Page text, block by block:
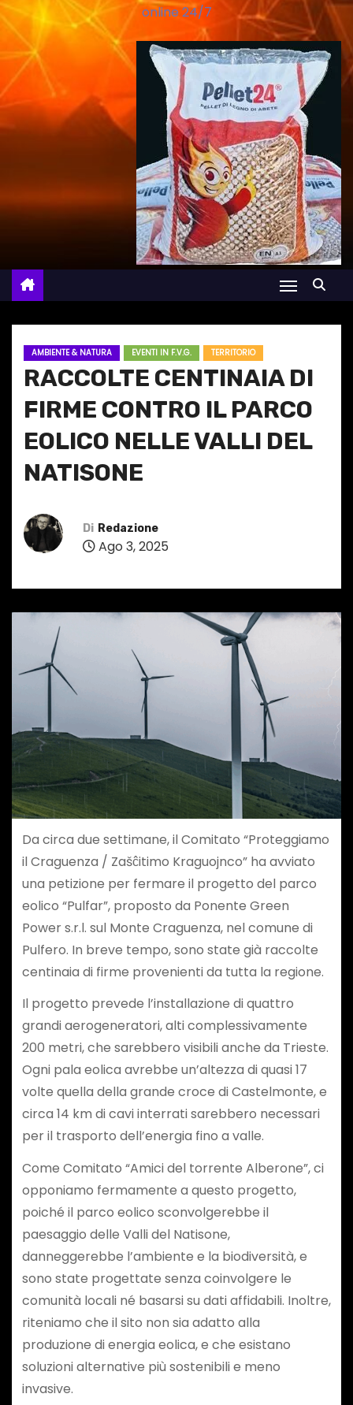
online 24/7
AMBIENTE & NATURA EVENTI IN F.V.G. TERRITORIO
RACCOLTE CENTINAIA DI
FIRME CONTRO IL PARCO
EOLICO NELLE VALLI DEL
NATISONE
Di Redazione
Ago 3, 2025
Da circa due settimane, il Comitato “Proteggiamo
il Craguenza / Zašĉitimo Kraguojnco” ha avviato
una petizione per fermare il progetto del parco
eolico “Pulfar”, proposto da Ponente Green
Power s.r.l. sul Monte Craguenza, nel comune di
Pulfero. In breve tempo, sono state già raccolte
centinaia di firme provenienti da tutta la regione.
Il progetto prevede l’installazione di quattro
grandi aerogeneratori, alti complessivamente
200 metri, che sarebbero visibili anche da Trieste.
Ogni pala eolica avrebbe un’altezza di quasi 17
volte quella della grande croce di Castelmonte, e
circa 14 km di cavi interrati sarebbero necessari
per il trasporto dell’energia fino a valle.
Come Comitato “Amici del torrente Alberone”, ci
opponiamo fermamente a questo progetto,
poiché il parco eolico sconvolgerebbe il
paesaggio delle Valli del Natisone,
danneggerebbe l’ambiente e la biodiversità, e
sono state progettate senza coinvolgere le
comunità locali né basarsi su dati affidabili. Inoltre,
riteniamo che il sito non sia adatto alla
produzione di energia eolica, e che esistano
soluzioni alternative più sostenibili e meno
invasive.